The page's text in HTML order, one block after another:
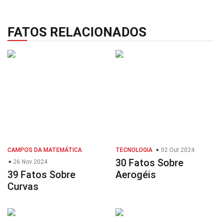
FATOS RELACIONADOS
CAMPOS DA MATEMÁTICA
26 Nov 2024
39 Fatos Sobre
Curvas
TECNOLOGIA 02 Out 2024
30 Fatos Sobre
Aerogéis